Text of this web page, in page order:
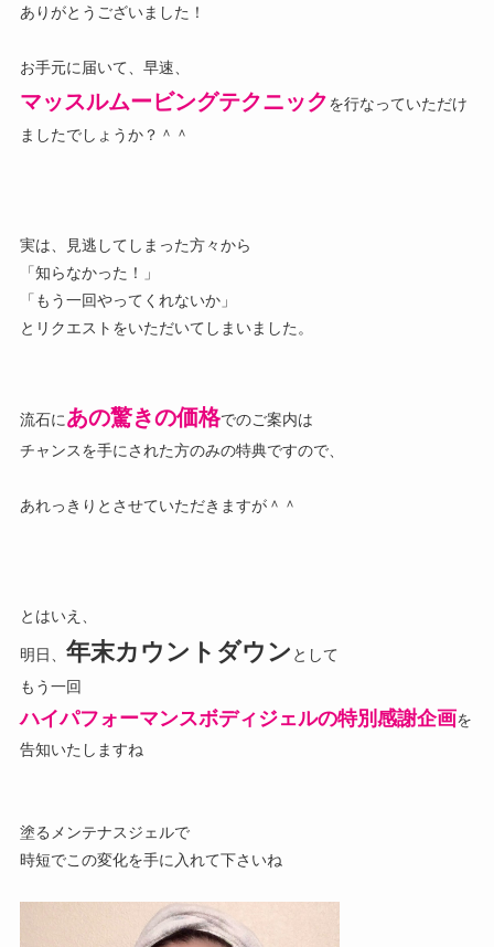
ありがとうございました！
お手元に届いて、早速、
マッスルムービングテクニックを行なっていただけ
ましたでしょうか？＾＾
実は、見逃してしまった方々から
「知らなかった！」
「もう一回やってくれないか」
とリクエストをいただいてしまいました。
流石にあの驚きの価格でのご案内は
チャンスを手にされた方のみの特典ですので、
あれっきりとさせていただきますが＾＾
とはいえ、
明日、 年末カウントダウン として
もう一回
ハイパフォーマンスボディジェルの特別感謝企画を
告知いたしますね
塗るメンテナスジェルで
時短でこの変化を手に入れて下さいね